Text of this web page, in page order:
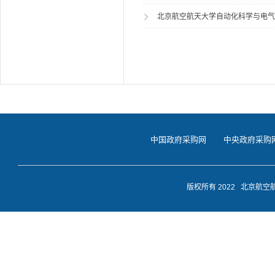
北京航空航天大学自动化科学与电
中国政府采购网 中央政府采购
版权所有 2022 北京航